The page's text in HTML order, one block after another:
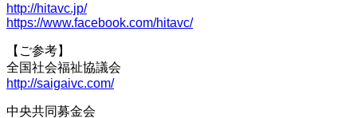
http://hitavc.jp/
https://www.facebook.com/hitavc/
【ご参考】
全国社会福祉協議会
http://saigaivc.com/
中央共同募金会